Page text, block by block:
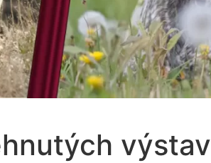
výstav